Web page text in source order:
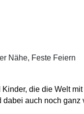
Nähe, Feste Feiern
die die Welt
auch noch ganz